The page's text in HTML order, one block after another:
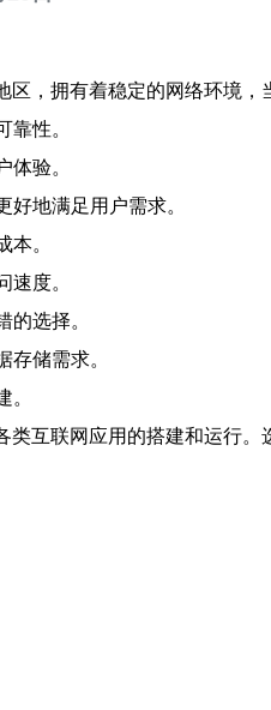
，拥有着稳定的网络环境，
性。
验。
地满足用户需求。
。
度。
选择。
储需求。
互联网应用的搭建和运行